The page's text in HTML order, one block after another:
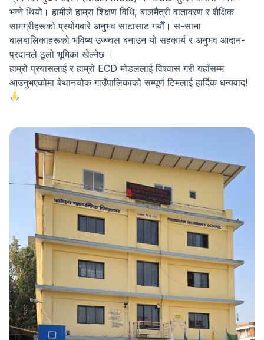
भन्ने थियो। हामीले हाम्रा शिक्षण विधि, बालमैत्री वातावरण र शैक्षिक
सामग्रीहरूको प्रयोगबारे अनुभव साटासाट गर्यौं। स-साना
बालबालिकाहरूको भविष्य उज्ज्वल बनाउन यो सहकार्य र अनुभव आदान-
प्रदानले ठूलो भूमिका खेल्नेछ ।
​हाम्रो प्रयासलाई र हाम्रो ECD मोडललाई विश्वास गरी यहाँसम्म
आउनुभएकोमा बेथानचोक गाउँपालिकाको सम्पूर्ण टिमलाई हार्दिक धन्यवाद!